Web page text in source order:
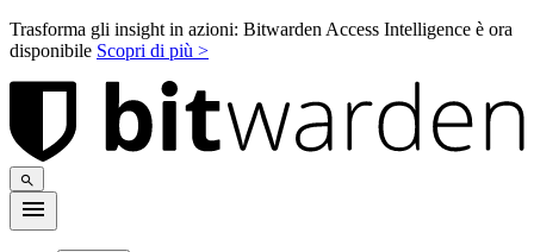
Trasforma gli insight in azioni: Bitwarden Access Intelligence è ora
disponibile Scopri di più >